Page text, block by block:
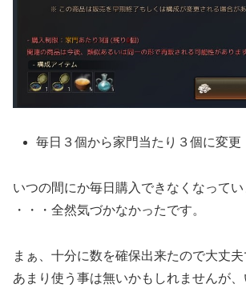
毎日３個から家門当たり３個に変更
いつの間にか毎日購入できなくなってい
・・・全然気づかなかったです。
まぁ、十分に数を確保出来たので大丈夫
あまり使う事は無いかもしれませんが